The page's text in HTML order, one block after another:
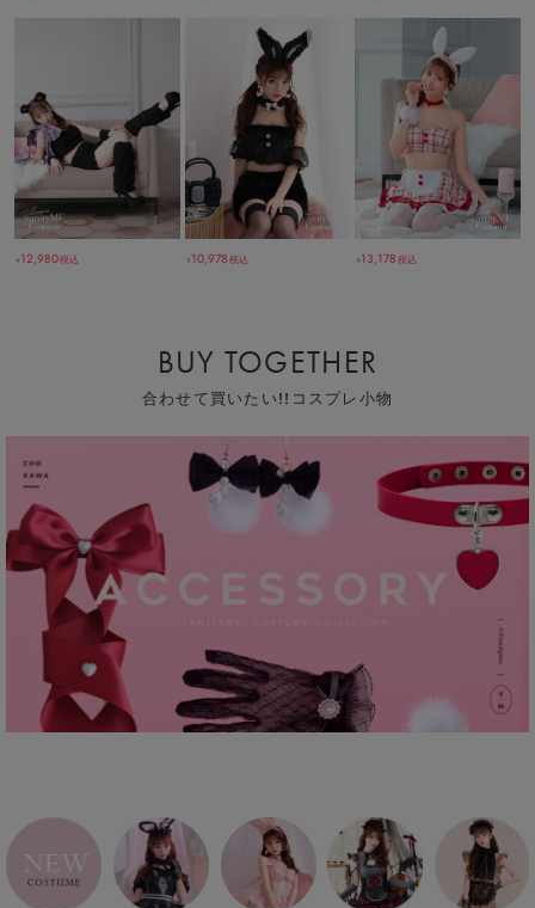
￥12,980税込 ￥10,978税込 ￥13,178 税込
BUY TOGETHER
合わせて買いたい!!コスプレ小物